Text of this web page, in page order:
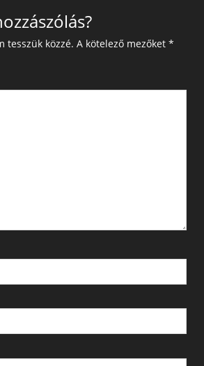
tesszük közzé. A kötelező mezőket *